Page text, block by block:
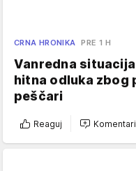
CRNA HRONIKA PRE 1 H
Vanredna
hitna odluka zbog
peščari
Reaguj